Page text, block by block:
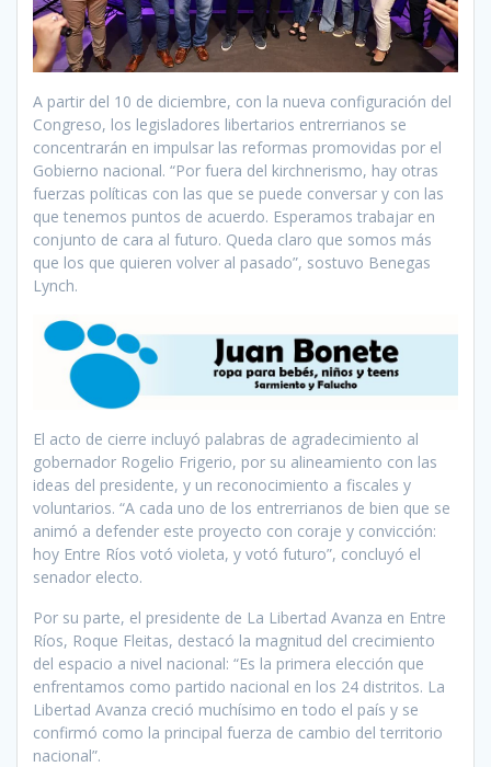
A partir del 10 de diciembre, con la nueva configuración del
Congreso, los legisladores libertarios entrerrianos se
concentrarán en impulsar las reformas promovidas por el
Gobierno nacional. “Por fuera del kirchnerismo, hay otras
fuerzas políticas con las que se puede conversar y con las
que tenemos puntos de acuerdo. Esperamos trabajar en
conjunto de cara al futuro. Queda claro que somos más
que los que quieren volver al pasado”, sostuvo Benegas
Lynch.
El acto de cierre incluyó palabras de agradecimiento al
gobernador Rogelio Frigerio, por su alineamiento con las
ideas del presidente, y un reconocimiento a fiscales y
voluntarios. “A cada uno de los entrerrianos de bien que se
animó a defender este proyecto con coraje y convicción:
hoy Entre Ríos votó violeta, y votó futuro”, concluyó el
senador electo.
Por su parte, el presidente de La Libertad Avanza en Entre
Ríos, Roque Fleitas, destacó la magnitud del crecimiento
del espacio a nivel nacional: “Es la primera elección que
enfrentamos como partido nacional en los 24 distritos. La
Libertad Avanza creció muchísimo en todo el país y se
confirmó como la principal fuerza de cambio del territorio
nacional”.